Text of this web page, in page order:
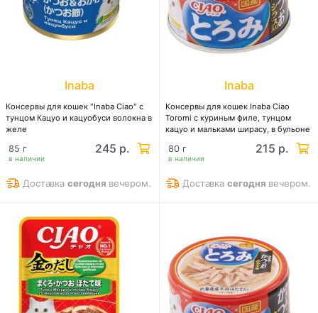
Inaba
Консервы для кошек "Inaba Ciao" с
тунцом Кацуо и кацуобуси волокна в
желе
в наличии
85 г 245 р.
Доставкасегодня вечером.
Inaba
Консервы для кошек Inaba Ciao
Toromi с куриным филе, тунцом
кацуо и мальками ширасу, в бульоне
в наличии
80 г 215 р.
Доставкасегодня вечером.